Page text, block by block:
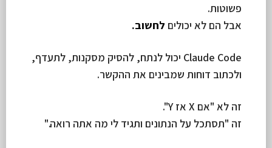
פשוטות.
אבל הם לא יכולים לחשוב.
Claude Code יכול לנתח, להסיק מסקנות, לתעדף,
ולכתוב דוחות שמבינים את ההקשר.
זה לא "אם X אז Y".
זה "תסתכל על הנתונים ותגיד לי מה אתה רואה."